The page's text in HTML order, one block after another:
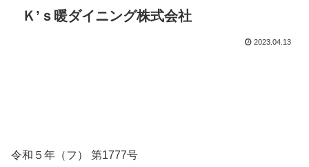
Ｋ’ｓ暖ダイニング株式会社
2023.04.13
令和５年（フ） 第1777号